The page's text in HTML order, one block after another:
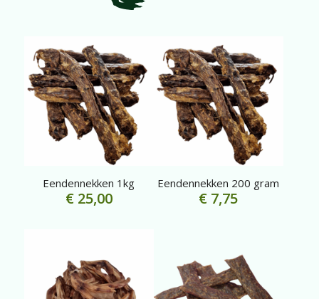
Eendennekken 1kg
€25,00
Eendennekken 200 gram
€ 7,75